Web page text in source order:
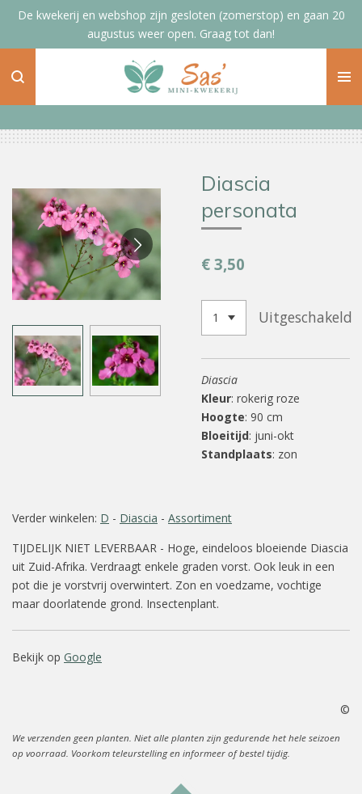
Ga
de
De kwekerij en webshop zijn gesloten (zomerstop) en gaan 20
augustus weer open. Graag tot dan!
Diascia
personata
€ 3,50
Uitgeschakeld
Diascia
Kleur: rokerig roze
Hoogte: 90 cm
Bloeitijd: juni-okt
Standplaats: zon
Verder winkelen: D - Diascia - Assortiment
TIJDELIJK NIET LEVERBAAR - Hoge, eindeloos bloeiende Diascia
uit Zuid-Afrika. Verdraagt enkele graden vorst. Ook leuk in een
pot die je vorstvrij overwintert. Zon en voedzame, vochtige
maar doorlatende grond. Insectenplant.
Bekijk op Google
©
We verzenden geen planten. Niet alle planten zijn gedurende het hele seizoen
op voorraad. Voorkom teleurstelling en informeer of bestel tijdig.